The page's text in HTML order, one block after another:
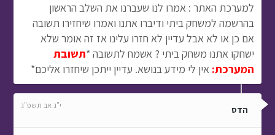
למערכת האתר : אמרו לנו שעברנו את השלב הראשון
בהרשמה למשחק ביתי ודיברו אתנו ואמרו שיחזירו תשובה
אם כן או לא אבל עדיין לא חזרו עלינו אז זה אומר שלא
ישחקו אתנו משחק ביתי ? אשמח לתשובה *תשובת
המערכת: אין לי מידע בנושא. עדיין ייתכן שיחזרו אליכם*
הדס י"ג אב תשפ"ג